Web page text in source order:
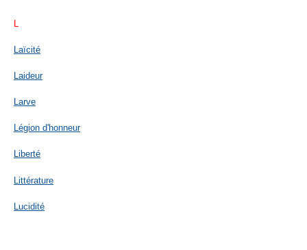
L
Laïcité
Laideur
Larve
Légion d'honneur
Liberté
Littérature
Lucidité